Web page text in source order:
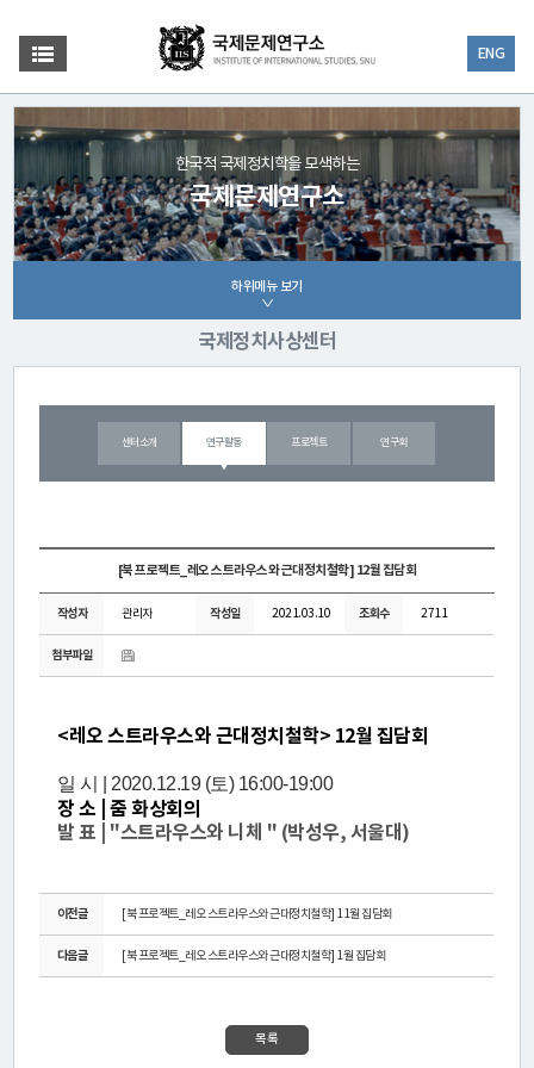
ENG
한국적 국제정치학을 모색하는
국제문제연구소
하위메뉴 보기
국제정치사상센터
센터소개 연구활동 프로젝트 연구회
[북 프로젝트_레오 스트라우스와 근대정치철학] 12월 집담회
작성자 관리자 작성일 2021.03.10 조회수 2711
첨부파일
<레오 스트라우스와 근대정치철학> 12월 집담회
일 시 | 2020.12.19 (토) 16:00-19:00
장 소 | 줌 화상회의
발 표 |
"스트라우스와 니체 " (박성우, 서울대)
이전글 [북 프로젝트_레오 스트라우스와 근대정치철학] 11월 집담회
다음글 [북 프로젝트_레오 스트라우스와 근대정치철학] 1월 집담회
목록